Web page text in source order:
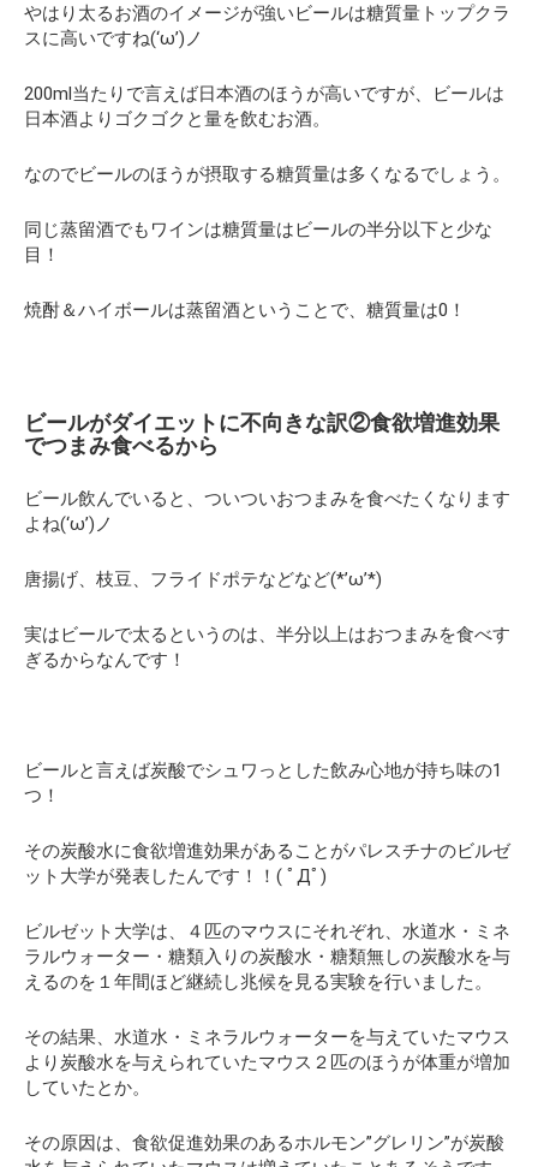
やはり太るお酒のイメージが強いビールは糖質量トップクラ
スに高いですね(‘ω’)ノ
200ml当たりで言えば日本酒のほうが高いですが、ビールは
日本酒よりゴクゴクと量を飲むお酒。
なのでビールのほうが摂取する糖質量は多くなるでしょう。
同じ蒸留酒でもワインは糖質量はビールの半分以下と少な
目！
焼酎＆ハイボールは蒸留酒ということで、糖質量は0！
ビールがダイエットに不向きな訳②食欲増進効果
でつまみ食べるから
ビール飲んでいると、ついついおつまみを食べたくなります
よね(‘ω’)ノ
唐揚げ、枝豆、フライドポテなどなど(*’ω’*)
実はビールで太るというのは、半分以上はおつまみを食べす
ぎるからなんです！
ビールと言えば炭酸でシュワっとした飲み心地が持ち味の1
つ！
その炭酸水に食欲増進効果があることがパレスチナのビルゼ
ット大学が発表したんです！！( ﾟДﾟ)
ビルゼット大学は、４匹のマウスにそれぞれ、水道水・ミネ
ラルウォーター・糖類入りの炭酸水・糖類無しの炭酸水を与
えるのを１年間ほど継続し兆候を見る実験を行いました。
その結果、水道水・ミネラルウォーターを与えていたマウス
より炭酸水を与えられていたマウス２匹のほうが体重が増加
していたとか。
その原因は、食欲促進効果のあるホルモン”グレリン”が炭酸